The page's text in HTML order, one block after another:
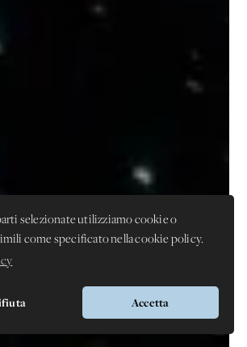
selezionate utilizziamo cookie o
come specificato nella cookie policy.
Accetta